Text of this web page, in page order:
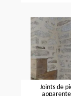
Joints de